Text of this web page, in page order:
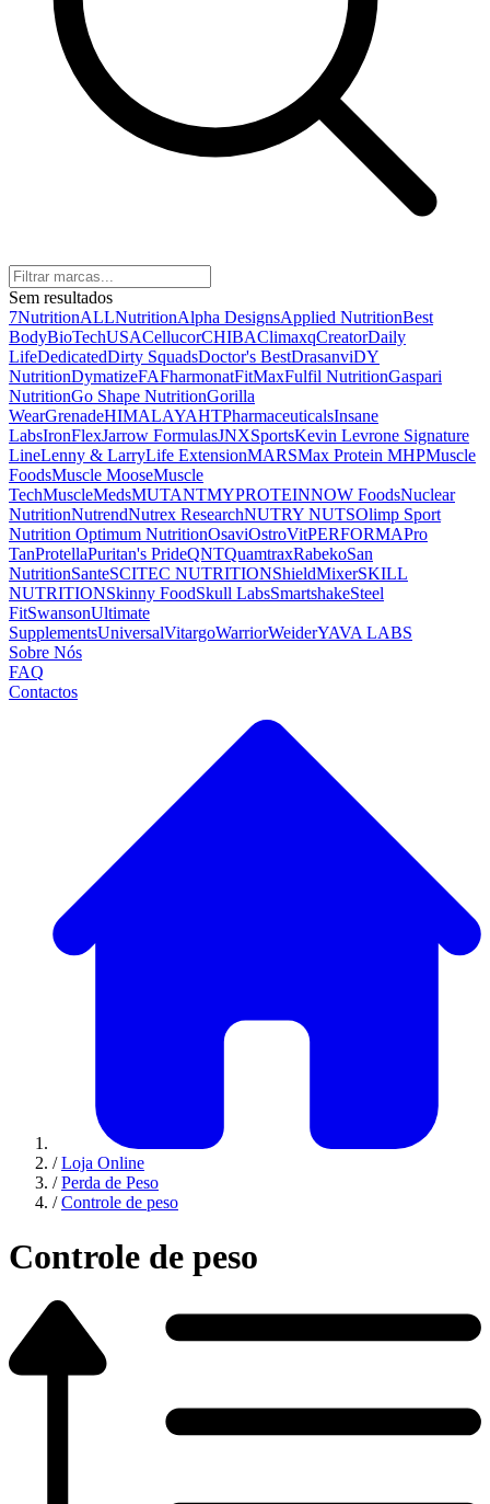
Sem resultados
7NutritionALLNutritionAlpha DesignsApplied NutritionBest
BodyBioTechUSACellucorCHIBAClimaxqCreatorDaily
LifeDedicatedDirty SquadsDoctor's BestDrasanviDY
NutritionDymatizeFAFharmonatFitMaxFulfil NutritionGaspari
NutritionGo Shape NutritionGorilla
WearGrenadeHIMALAYAHTPharmaceuticalsInsane
LabsIronFlexJarrow FormulasJNXSportsKevin Levrone Signature
LineLenny & LarryLife ExtensionMARSMax Protein MHPMuscle
FoodsMuscle MooseMuscle
TechMuscleMedsMUTANTMYPROTEINNOW FoodsNuclear
NutritionNutrendNutrex ResearchNUTRY NUTSOlimp Sport
Nutrition Optimum NutritionOsaviOstroVitPERFORMAPro
TanProtellaPuritan's PrideQNTQuamtraxRabekoSan
NutritionSanteSCITEC NUTRITIONShieldMixerSKILL
NUTRITIONSkinny FoodSkull LabsSmartshakeSteel
FitSwansonUltimate
SupplementsUniversalVitargoWarriorWeiderYAVA LABS
Sobre Nós
FAQ
Contactos
/ Loja Online
/ Perda de Peso
/ Controle de peso
Controle de peso